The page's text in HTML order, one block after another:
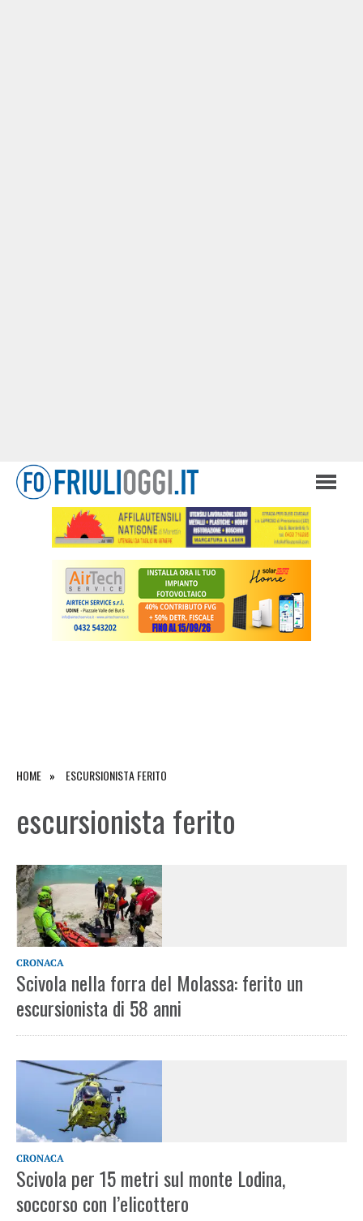
HOME ESCURSIONISTA FERITO
escursionista ferito
CRONACA
Scivola nella forra del Molassa: ferito un
escursionista di 58 anni
CRONACA
Scivola per 15 metri sul monte Lodina,
soccorso con l’elicottero